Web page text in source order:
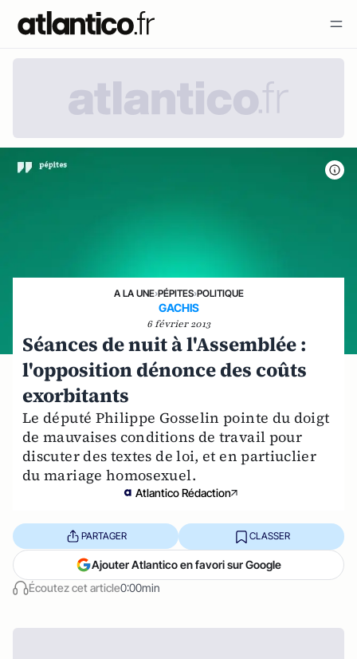
A LA UNE›PÉPITES›POLITIQUE
GACHIS
6 février 2013
Séances de nuit à l'Assemblée :
l'opposition dénonce des coûts
exorbitants
Le député Philippe Gosselin pointe du doigt
de mauvaises conditions de travail pour
discuter des textes de loi, et en partiuclier
du mariage homosexuel.
Atlantico Rédaction
Écoutez cet article0:00min
PARTAGER CLASSER
Ajouter Atlantico en favori sur Google